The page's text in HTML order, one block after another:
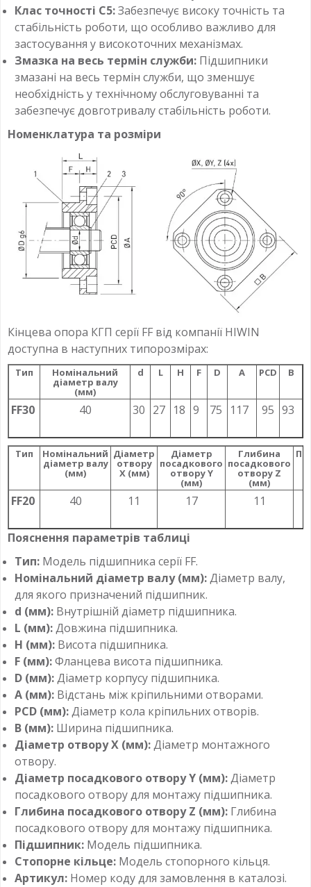
Клас точності C5:Забезпечує високу точність та
стабільність роботи, що особливо важливо для
застосування у високоточних механізмах.
Змазка на весь термін служби: Підшипники
змазані на весь термін служби, що зменшує
необхідність у технічному обслуговуванні та
забезпечує довготривалу стабільність роботи.
Номенклатура та розміри
Кінцева опора КГП серії FF від компанії HIWIN
доступна в наступних типорозмірах:
Тип Номінальний
діаметр валу
(мм)
d L H F D A PCD B
FF30 40 30 27 18 9 75 117 95 93
Тип Номінальний
діаметр валу
(мм)
Діаметр
отвору
X (мм)
Діаметр
посадкового
отвору Y
(мм)
Глибина
посадкового
отвору Z
(мм)
FF20 40 11 17 11
Пояснення параметрів таблиці
Тип: Модель підшипника серії FF.
Номінальний діаметр валу (мм):Діаметр валу,
для якого призначений підшипник.
d (мм): Внутрішній діаметр підшипника.
L (мм):Довжина підшипника.
H (мм): Висота підшипника.
F (мм):Фланцева висота підшипника.
D (мм):Діаметр корпусу підшипника.
A (мм): Відстань між кріпильними отворами.
PCD (мм):Діаметр кола кріпильних отворів.
B (мм): Ширина підшипника.
Діаметр отвору X (мм):Діаметр монтажного
отвору.
Діаметр посадкового отвору Y (мм):Діаметр
посадкового отвору для монтажу підшипника.
Глибина посадкового отвору Z (мм): Глибина
посадкового отвору для монтажу підшипника.
Підшипник: Модель підшипника.
Стопорне кільце: Модель стопорного кільця.
Артикул: Номер коду для замовлення в каталозі.